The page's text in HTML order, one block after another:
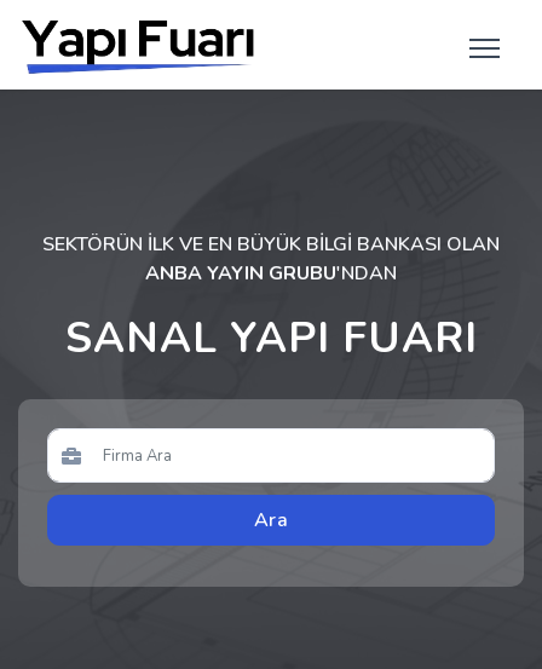
SEKTÖRÜN İLK VE EN BÜYÜK BİLGİ BANKASI OLAN
ANBA YAYIN GRUBU'NDAN
SANAL YAPI FUARI